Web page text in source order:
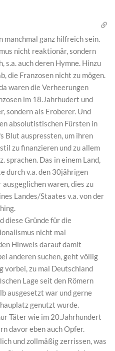
ganz hilfreich sein.
nicht reaktionär, sondern
auch deren Hymne. Hinzu
die Franzosen nicht zu mögen.
waren die Verheerungen
im 18.Jahrhudert und
sondern als Eroberer. Und
absolutistischen Fürsten in
Blut auspressten, um ihren
zu finanzieren und zu allem
sprachen. Das in einem Land,
durch v.a. den 30jährigen
waren, dies zu
Landes/Staates v.a. von der
diese Gründe für die
nicht mal
Hinweis darauf damit
anderen suchen, geht völlig
vorbei, zu mal Deutschland
Lage seit den Römern
ausgesetzt war und gerne
genutzt wurde.
Täter wie im 20.Jahrhundert
davor eben auch Opfer.
und zollmäßig zerrissen, was